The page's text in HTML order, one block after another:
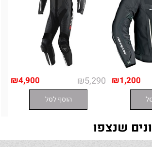
₪1,200
₪5,290
₪4,900
הוסף לסל
שנצפו